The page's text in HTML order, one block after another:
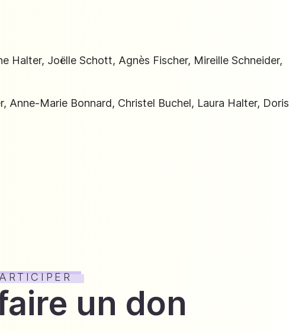
Halter, Joëlle Schott, Agnès Fischer, Mireille Schneider,
Anne-Marie Bonnard, Christel Buchel, Laura Halter, Doris
un don